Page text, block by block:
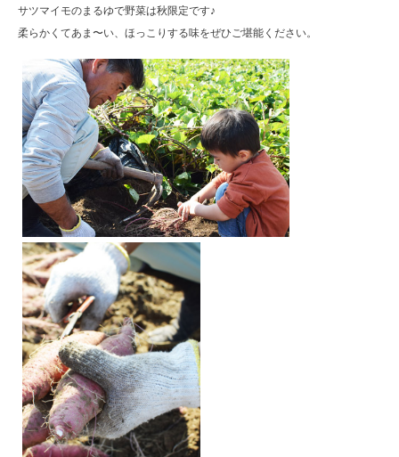
サツマイモのまるゆで野菜は秋限定です♪
柔らかくてあま〜い、ほっこりする味をぜひご堪能ください。